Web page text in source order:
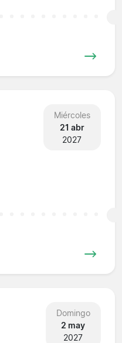
Miércoles
21 abr
2027
Domingo
2 may
2027